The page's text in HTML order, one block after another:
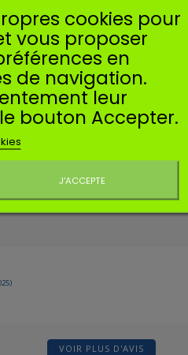
0 0
2★
VOIR PLUS D'AVIS
cookies pour
vous proposer
en
de navigation.
leur
bouton Accepter.
J'ACCEPTE
Ne plus afficher ce